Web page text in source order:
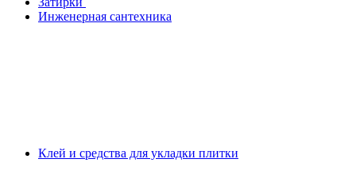
Инженерная сантехника
Клей и средства для укладки плитки